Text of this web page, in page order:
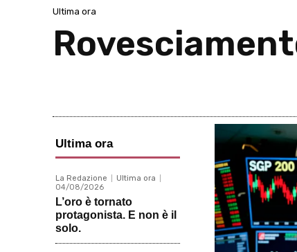
Ultima ora
Ultima ora
La Redazione
Ultima ora
04/08/2026
L’oro è tornato
protagonista. E non è il
solo.